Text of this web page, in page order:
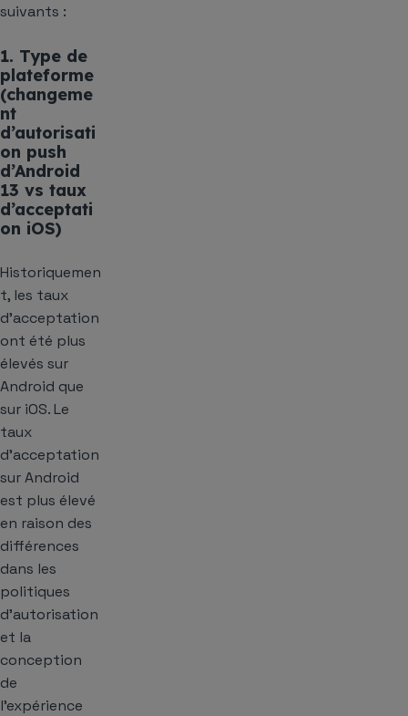
suivants :
1. Type de
plateforme
(changeme
nt
d’autorisati
on push
d’Android
13 vs taux
d’acceptati
on iOS)
Historiquemen
t, les taux
d’acceptation
ont été plus
élevés sur
Android que
sur iOS. Le
taux
d’acceptation
sur Android
est plus élevé
en raison des
différences
dans les
politiques
d’autorisation
et la
conception
de
l’expérience